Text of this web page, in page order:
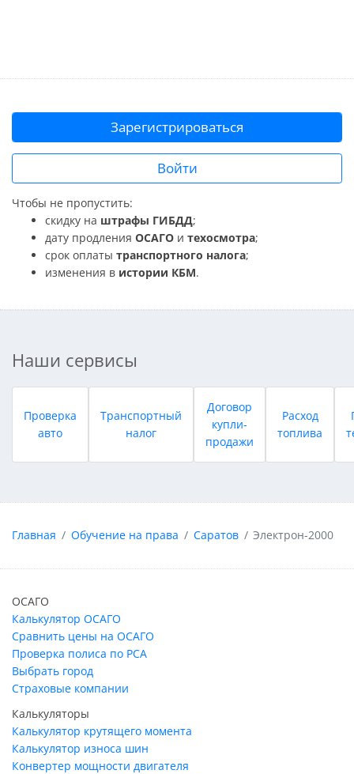
Зарегистрироваться
Войти
Чтобы не пропустить:
скидку на штрафы ГИБДД;
дату продления ОСАГО и техосмотра;
срок оплаты транспортного налога;
изменения в истории КБМ.
Наши сервисы
Проверка
авто
Транспортный
налог
Договор
купли-
продажи
Расход
топлива
Главная Обучение на права Саратов Электрон-2000
ОСАГО
Калькулятор ОСАГО
Сравнить цены на ОСАГО
Проверка полиса по РСА
Выбрать город
Страховые компании
Калькуляторы
Калькулятор крутящего момента
Калькулятор износа шин
Конвертер мощности двигателя